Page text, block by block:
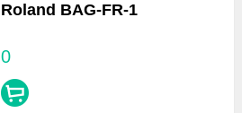
Roland BAG-FR-1
0